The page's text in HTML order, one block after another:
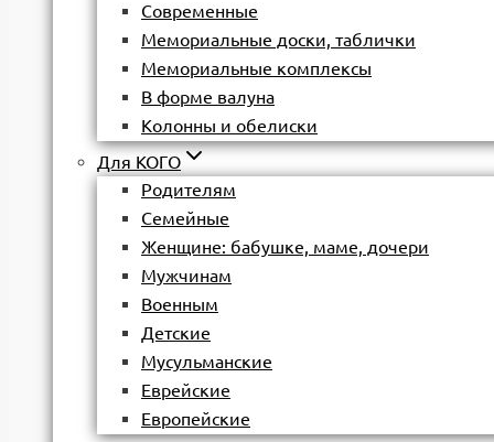
Современные
Мемориальные доски, таблички
Мемориальные комплексы
В форме валуна
Колонны и обелиски
Для КОГО
Родителям
Семейные
Женщине: бабушке, маме, дочери
Мужчинам
Военным
Детские
Мусульманские
Еврейские
Европейские